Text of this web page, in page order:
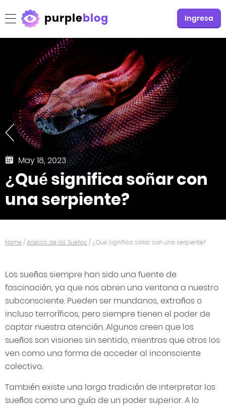
purpleblog Ingresa
May 18, 2023
¿Qué significa soñar con
una serpiente?
Home/Análisis de los Sueños /¿Qué significa soñar con una serpiente?
Los sueños siempre han sido una fuente de
fascinación, ya que nos abren una ventana a nuestro
subconsciente. Pueden ser mundanos, extraños o
incluso terroríficos, pero siempre tienen el poder de
captar nuestra atención. Algunos creen que los
sueños son visiones sin sentido, mientras que otros los
ven como una forma de acceder al inconsciente
colectivo.
También existe una larga tradición de interpretar los
sueños como una guía de un poder superior. A lo